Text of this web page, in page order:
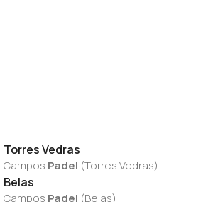
Torres Vedras
Campos Padel (Torres Vedras)
Belas
Campos Padel (Belas)